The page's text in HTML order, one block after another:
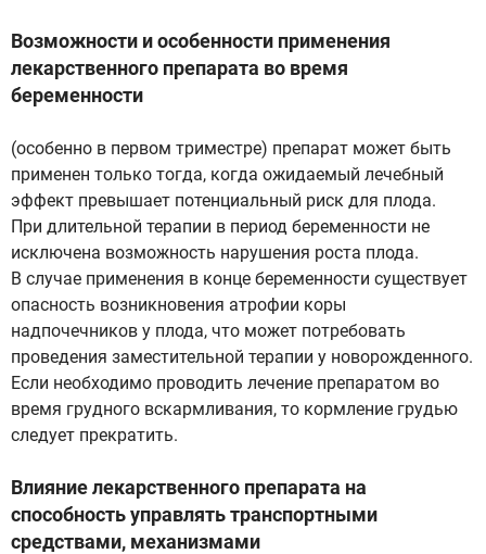
Возможности и особенности применения
лекарственного препарата во время
беременности
(особенно в первом триместре) препарат может быть
применен только тогда, когда ожидаемый лечебный
эффект превышает потенциальный риск для плода.
При длительной терапии в период беременности не
исключена возможность нарушения роста плода.
В случае применения в конце беременности существует
опасность возникновения атрофии коры
надпочечников у плода, что может потребовать
проведения заместительной терапии у новорожденного.
Если необходимо проводить лечение препаратом во
время грудного вскармливания, то кормление грудью
следует прекратить.
Влияние лекарственного препарата на
способность управлять транспортными
средствами, механизмами